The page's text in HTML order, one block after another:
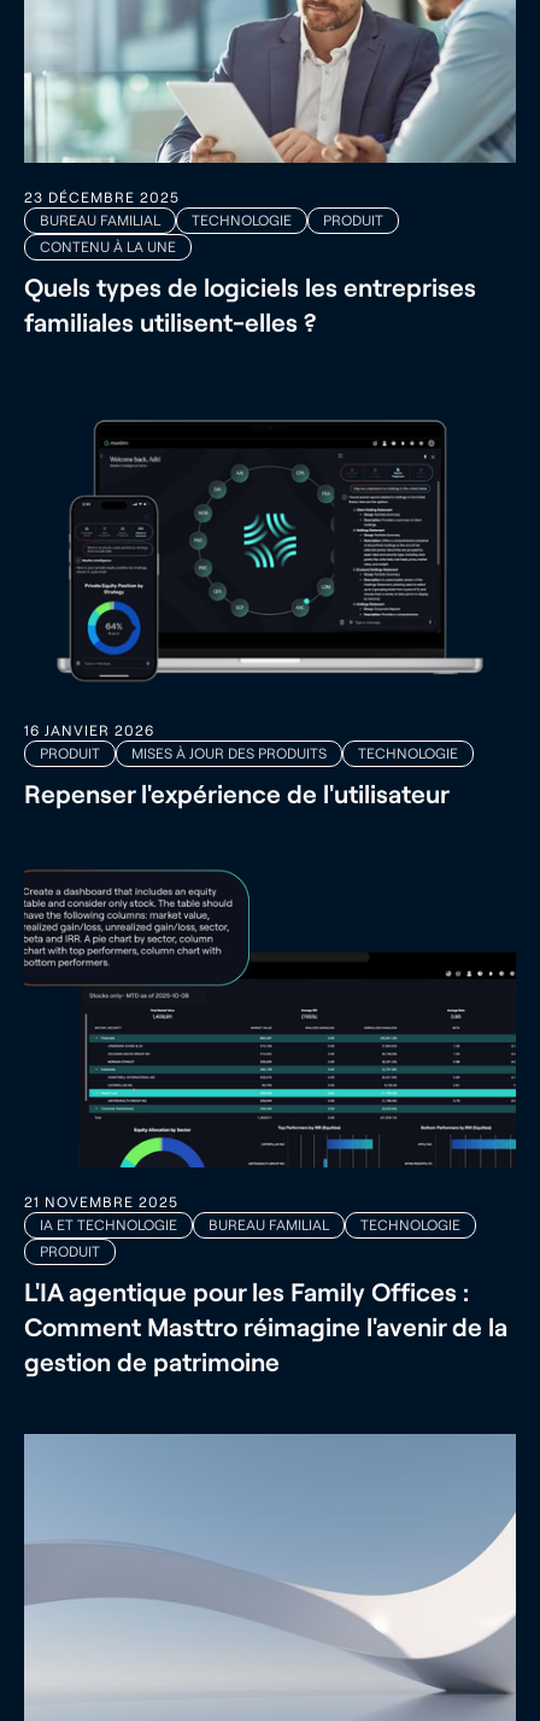
23 DÉCEMBRE 2025
BUREAU FAMILIAL
TECHNOLOGIE
PRODUIT
CONTENU À LA UNE
Quels types de logiciels les entreprises
familiales utilisent-elles ?
16 JANVIER 2026
PRODUIT
MISES À JOUR DES PRODUITS TECHNOLOGIE
Repenser l'expérience de l'utilisateur
21 NOVEMBRE 2025
IA ET TECHNOLOGIE
BUREAU FAMILIAL
TECHNOLOGIE
PRODUIT
L'IA agentique pour les Family Offices :
Comment Masttro réimagine l'avenir de la
gestion de patrimoine